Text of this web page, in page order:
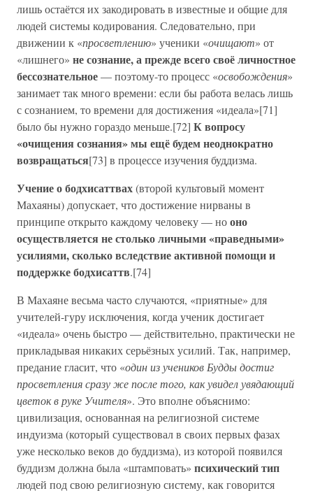
лишь остаётся их закодировать в известные и общие для
людей системы кодирования. Следовательно, при
движении к «просветлению» ученики «очищают» от
«лишнего» не сознание, а прежде всего своё личностное
бессознательное— поэтому-то процесс «освобождения»
занимает так много времени: если бы работа велась лишь
с сознанием, то времени для достижения «идеала»[71]
было бы нужно гораздо меньше.[72] К вопросу
«очищения сознания» мы ещё будем неоднократно
возвращаться[73] в процессе изучения буддизма.
Учение о бодхисаттвах(второй культовый момент
Махаяны) допускает, что достижение нирваны в
принципе открыто каждому человеку — нооно
осуществляется не столько личными «праведными»
усилиями, сколько вследствие активной помощи и
поддержке бодхисаттв.[74]
В Махаяне весьма часто случаются, «приятные» для
учителей-гуру исключения, когда ученик достигает
«идеала» очень быстро — действительно, практически не
прикладывая никаких серьёзных усилий. Так, например,
предание гласит, что «один из учеников Будды достиг
просветления сразу же после того, как увидел увядающий
цветок в руке Учителя». Это вполне объяснимо:
цивилизация, основанная на религиозной системе
индуизма (который существовал в своих первых фазах
уже несколько веков до буддизма), из которой появился
буддизм должна была «штамповать» психический тип
людей под свою религиозную систему, как говорится